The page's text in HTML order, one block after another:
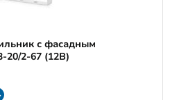
с фасадным
2-67 (12В)